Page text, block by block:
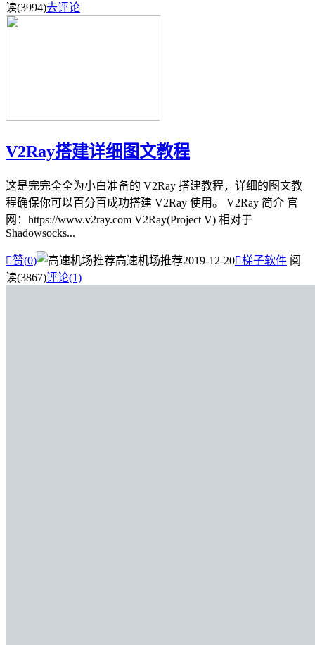
读(3994)去评论
V2Ray搭建详细图文教程
这是完完全全为小白准备的 V2Ray 搭建教程，详细的图文教
程确保你可以百分百成功搭建 V2Ray 使用。 V2Ray 简介 官
网：https://www.v2ray.com V2Ray(Project V) 相对于
Shadowsocks...
赞(0) 高速机场推荐2019-12-20梯子软件 阅
读(3867)评论(1)